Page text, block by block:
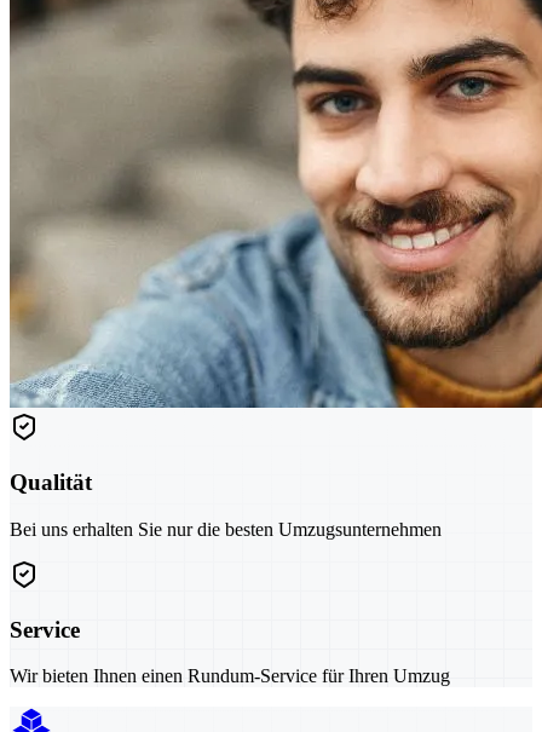
Qualität
Bei uns erhalten Sie nur die besten Umzugsunternehmen
Service
Wir bieten Ihnen einen Rundum-Service für Ihren Umzug